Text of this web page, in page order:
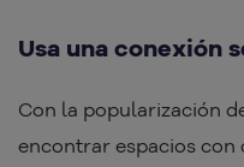
Usa una conexión
Con la popularización
encontrar espacios con